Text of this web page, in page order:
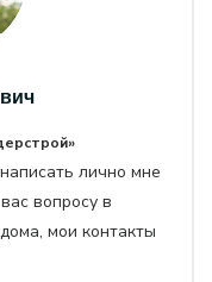
лично мне
вопросу в
мои контакты